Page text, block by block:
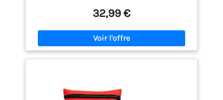
sécurité, papier multifonctionnel, couteau, pince à
bouteille d'eau, couverture d'urgence, engin de
pêche, pinces multifonctionnelles, etc. Facile à
transporter - Taille 20x11x6cm, poids 663g
seulement, facile à mettre dans un sac à dos ou
une voiture, peut également être utilisé pour le
application - Vous pouvez utiliser ce kit de survie
32,99 €